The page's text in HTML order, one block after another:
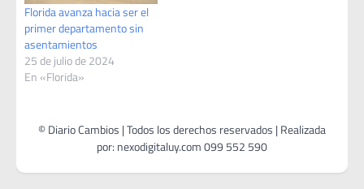
Florida avanza hacia ser el
primer departamento sin
asentamientos
25 de julio de 2024
En «Florida»